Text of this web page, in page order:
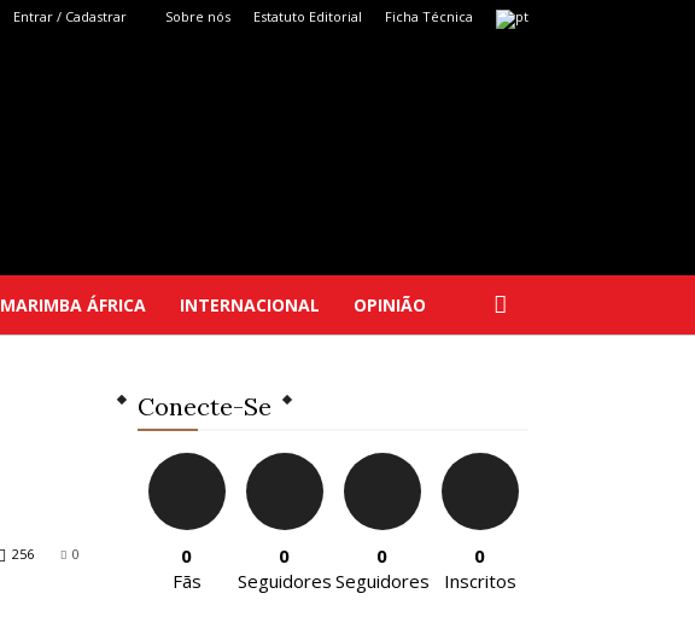
Entrar / Cadastrar Sobre nós Estatuto Editorial Ficha Técnica
MARIMBA ÁFRICA INTERNACIONAL OPINIÃO
0
256
Conecte-Se
0
Fãs
0
Seguidores
0
Seguidores
0
Inscritos